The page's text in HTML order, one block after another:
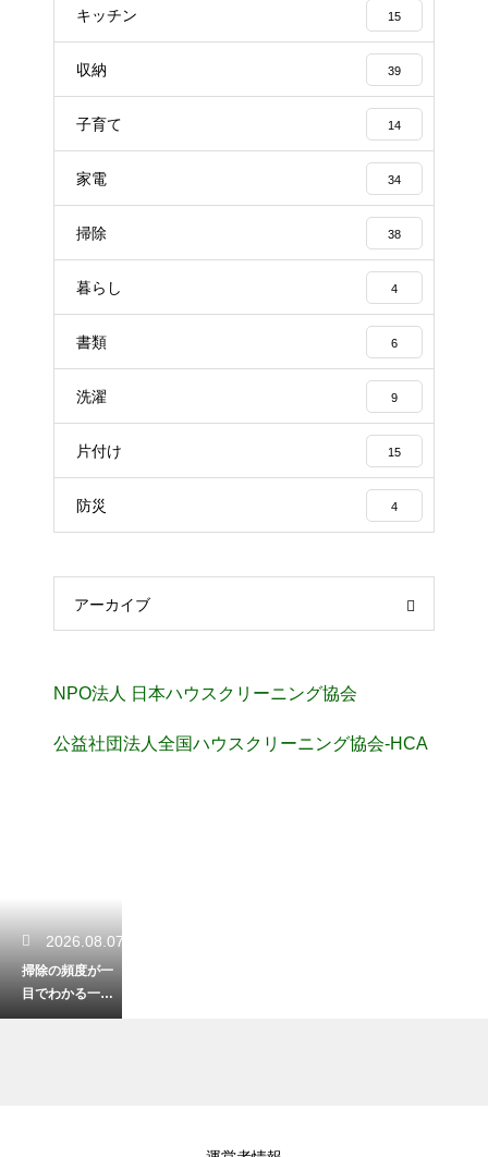
キッチン 15
収納 39
子育て 14
家電 34
掃除 38
暮らし 4
書類 6
洗濯 9
片付け 15
防災 4
アーカイブ
NPO法人 日本ハウスクリーニング協会
公益社団法人全国ハウスクリーニング協会-HCA
2026.08.07
掃除の頻度が一
目でわかる一
覧！無理なく清